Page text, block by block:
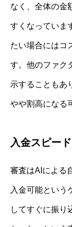
なく、全体の金
すくなっていま
たい場合にはコ
す。他のファク
示することもあ
やや割高になる
入金スピー
審査はAIによる
入金可能という
してすぐに振り